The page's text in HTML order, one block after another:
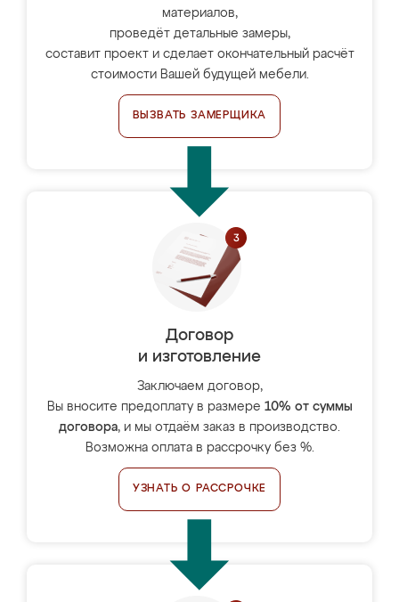
материалов,
проведёт детальные замеры,
составит проект и сделает окончательный расчёт
стоимости Вашей будущей мебели.
ВЫЗВАТЬ ЗАМЕРЩИКА
Договор
и изготовление
Заключаем договор,
Вы вносите предоплату в размере 10% от суммы
договора, и мы отдаём заказ в производство.
Возможна оплата в рассрочку без %.
УЗНАТЬ О РАССРОЧКЕ